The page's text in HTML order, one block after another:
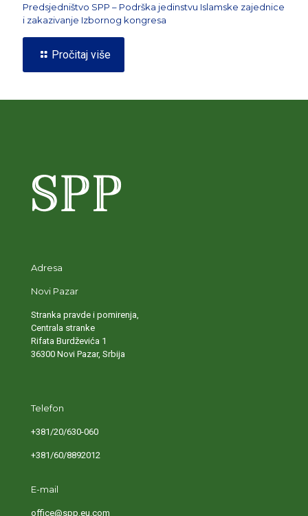
Predsjedništvo SPP – Podrška jedinstvu Islamske zajednice
i zakazivanje Izbornog kongresa
Pročitaj više
Adresa
Novi Pazar
Stranka pravde i pomirenja,
Centrala stranke
Rifata Burdževića 1
36300 Novi Pazar, Srbija
Telefon
+381/20/630-060
+381/60/8892012
E-mail
office@spp.eu.com